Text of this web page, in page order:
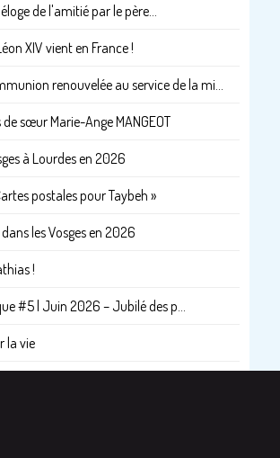
de l'amitié par le père...
XIV vient en France !
renouvelée au service de la mi...
sœur Marie-Ange MANGEOT
à Lourdes en 2026
postales pour Taybeh »
les Vosges en 2026
!
#5 | Juin 2026 – Jubilé des p...
la vie